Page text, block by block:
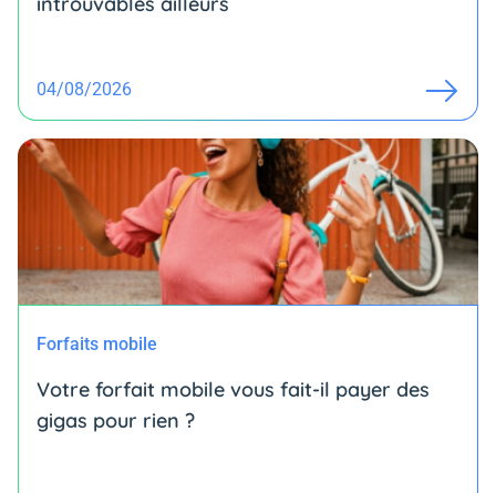
04/08/2026
Forfaits mobile
Votre forfait mobile vous fait-il payer des
gigas pour rien ?